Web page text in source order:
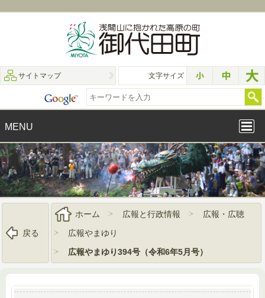
サイトマップ 文字サイズ
MENU
戻る
ホーム 広報と行政情報
広報・広聴
広報やまゆり
広報やまゆり394号（令和6年5月号）